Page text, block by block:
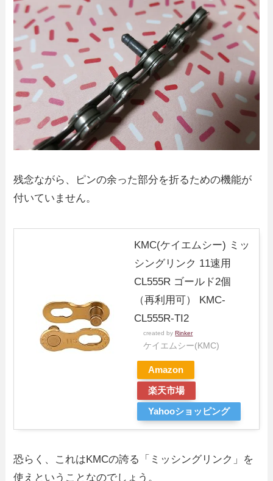
残念ながら、ピンの余った部分を折るための機能が
付いていません。
KMC(ケイエムシー) ミッ
シングリンク 11速用
CL555R ゴールド2個
（再利用可） KMC-
CL555R-TI2
created byRinker
ケイエムシー(KMC)
Amazon
楽天市場
Yahooショッピング
恐らく、これはKMCの誇る「ミッシングリンク」を
使えということなのでしょう。